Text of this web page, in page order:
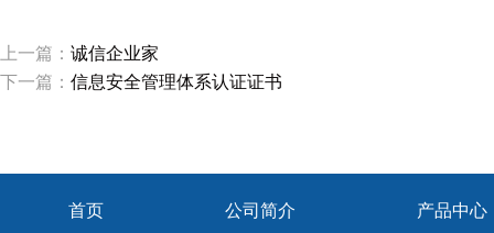
上一篇： 诚信企业家
下一篇： 信息安全管理体系认证证书
首页 公司简介 产品中心